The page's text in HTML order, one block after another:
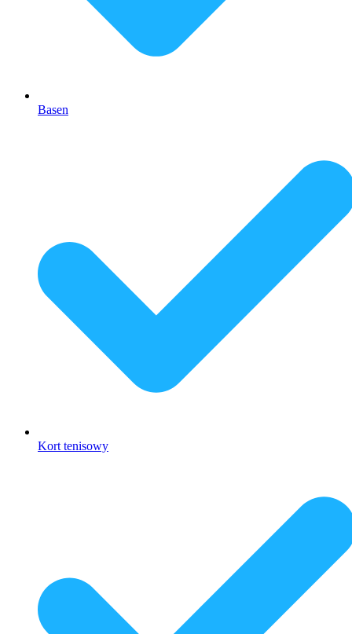
Basen
Kort tenisowy